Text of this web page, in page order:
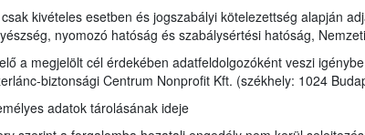
kivételes esetben és jogszabályi kötelezettség alapján
nyomozó hatóság és szabálysértési hatóság,
a megjelölt cél érdekében adatfeldolgozóként veszi
biztonsági Centrum Nonprofit Kft. (székhely: 1024
adatok tárolásának ideje